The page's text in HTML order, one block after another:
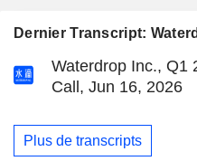
Dernier Transcript:
Waterdrop Inc., Q1
Call, Jun 16, 2026
Plus de transcripts